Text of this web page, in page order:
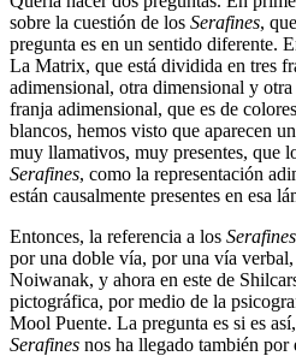
sobre la cuestión de los Serafines,
pregunta es en un sentido diferente.
La Matrix, que está dividida en tres
adimensional, otra dimensional y
franja adimensional, que es de
blancos, hemos visto que aparecen
muy llamativos, muy presentes, que
Serafines, como la representación
están causalmente presentes en esa
Entonces, la referencia a los Serafines
por una doble vía, por una vía
Noiwanak, y ahora en este de
pictográfica, por medio de la
Mool Puente. La pregunta es si es
Serafines nos ha llegado también por